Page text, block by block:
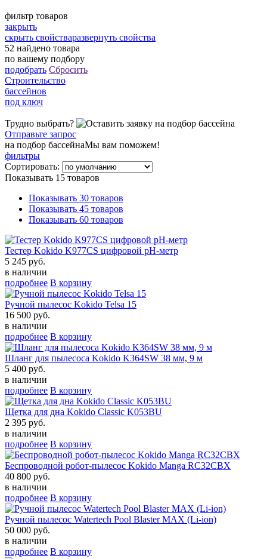
фильтр товаров
закрыть
скрыть свойстваразвернуть свойства
52 найдено товара
по вашему подбору
подобрать Сбросить
Строительство
бассейнов
под ключ
Трудно выбрать?
Отправьте запрос
на подбор бассейнаМы вам поможем!
фильтры
Сортировать:
Показывать 15 товаров
Показывать 30 товаров
Показывать 45 товаров
Показывать 60 товаров
Тестер Kokido K977CS цифровой рН-метр
5 245 руб.
в наличии
подробнее В корзину
Ручной пылесос Kokido Telsa 15
16 500 руб.
в наличии
подробнее В корзину
Шланг для пылесоса Kokido K364SW 38 мм, 9 м
5 400 руб.
в наличии
подробнее В корзину
Щетка для дна Kokido Classic K053BU
2 395 руб.
в наличии
подробнее В корзину
Беспроводной робот-пылесоc Kokido Manga RC32CBX
40 800 руб.
в наличии
подробнее В корзину
Ручной пылесос Watertech Pool Blaster MAX (Li-ion)
50 000 руб.
в наличии
подробнее В корзину